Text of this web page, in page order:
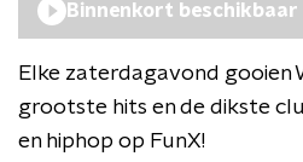
Binnenkort beschikbaar
Elke zaterdagavond gooien
grootste hits en de dikste
en hiphop op FunX!